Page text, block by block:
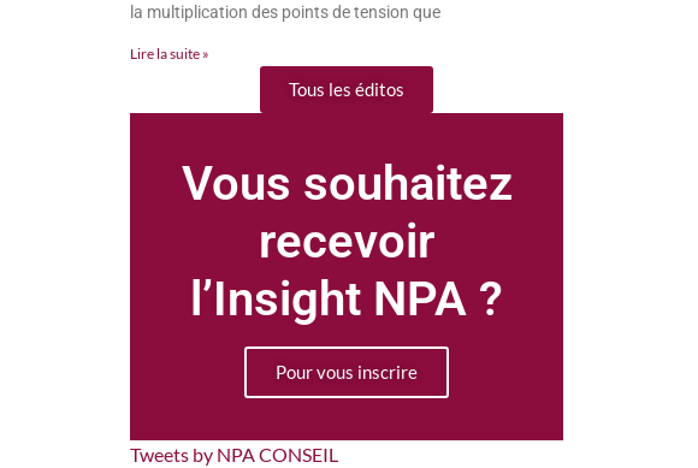
la multiplication des points de tension que
Lire la suite »
Tous les éditos
Vous souhaitez
recevoir
l’Insight NPA ?
Pour vous inscrire
Tweets by NPA CONSEIL